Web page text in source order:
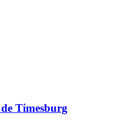
Timesburg